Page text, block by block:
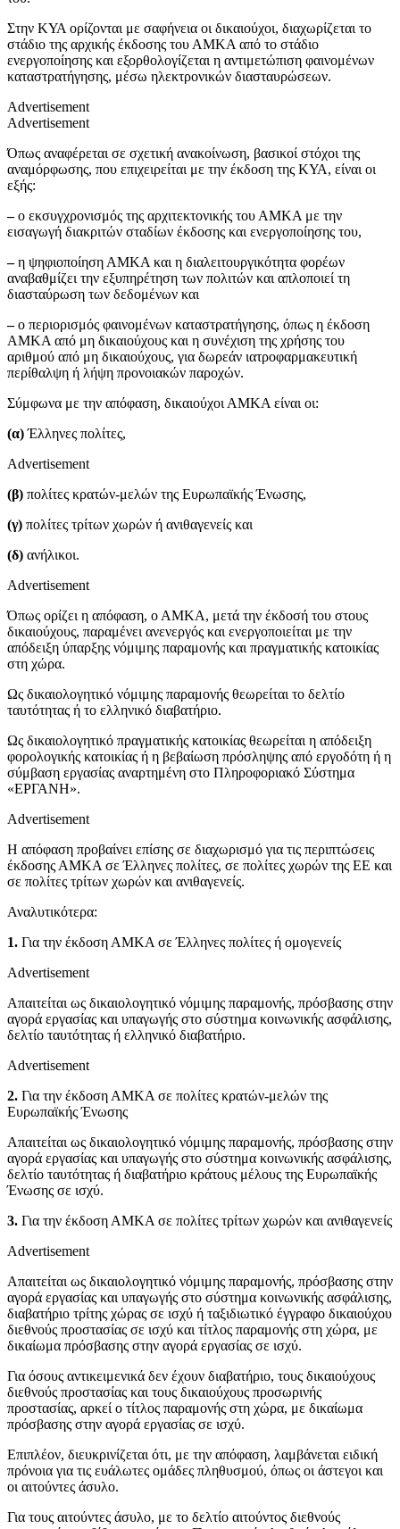
Στην ΚΥΑ ορίζονται με σαφήνεια οι δικαιούχοι, διαχωρίζεται το
στάδιο της αρχικής έκδοσης του ΑΜΚΑ από το στάδιο
ενεργοποίησης και εξορθολογίζεται η αντιμετώπιση φαινομένων
καταστρατήγησης, μέσω ηλεκτρονικών διασταυρώσεων.
Advertisement
Advertisement
Όπως αναφέρεται σε σχετική ανακοίνωση, βασικοί στόχοι της
αναμόρφωσης, που επιχειρείται με την έκδοση της ΚΥΑ, είναι οι
εξής:
–ο εκσυγχρονισμός της αρχιτεκτονικής του ΑΜΚΑ με την
εισαγωγή διακριτών σταδίων έκδοσης και ενεργοποίησης του,
–η ψηφιοποίηση ΑΜΚΑ και η διαλειτουργικότητα φορέων
αναβαθμίζει την εξυπηρέτηση των πολιτών και απλοποιεί τη
διασταύρωση των δεδομένων και
–ο περιορισμός φαινομένων καταστρατήγησης, όπως η έκδοση
ΑΜΚΑ από μη δικαιούχους και η συνέχιση της χρήσης του
αριθμού από μη δικαιούχους, για δωρεάν ιατροφαρμακευτική
περίθαλψη ή λήψη προνοιακών παροχών.
Σύμφωνα με την απόφαση, δικαιούχοι ΑΜΚΑ είναι οι:
(α)Έλληνες πολίτες,
Advertisement
(β) πολίτες κρατών-μελών της Ευρωπαϊκής Ένωσης,
(γ) πολίτες τρίτων χωρών ή ανιθαγενείς και
(δ) ανήλικοι.
Advertisement
Όπως ορίζει η απόφαση, ο ΑΜΚΑ, μετά την έκδοσή του στους
δικαιούχους, παραμένει ανενεργός και ενεργοποιείται με την
απόδειξη ύπαρξης νόμιμης παραμονής και πραγματικής κατοικίας
στη χώρα.
Ως δικαιολογητικό νόμιμης παραμονής θεωρείται το δελτίο
ταυτότητας ή το ελληνικό διαβατήριο.
Ως δικαιολογητικό πραγματικής κατοικίας θεωρείται η απόδειξη
φορολογικής κατοικίας ή η βεβαίωση πρόσληψης από εργοδότη ή η
σύμβαση εργασίας αναρτημένη στο Πληροφοριακό Σύστημα
«ΕΡΓΑΝΗ».
Advertisement
Η απόφαση προβαίνει επίσης σε διαχωρισμό για τις περιπτώσεις
έκδοσης ΑΜΚΑ σε Έλληνες πολίτες, σε πολίτες χωρών της ΕΕ και
σε πολίτες τρίτων χωρών και ανιθαγενείς.
Αναλυτικότερα:
1. Για την έκδοση ΑΜΚΑ σε Έλληνες πολίτες ή ομογενείς
Advertisement
Απαιτείται ως δικαιολογητικό νόμιμης παραμονής, πρόσβασης στην
αγορά εργασίας και υπαγωγής στο σύστημα κοινωνικής ασφάλισης,
δελτίο ταυτότητας ή ελληνικό διαβατήριο.
Advertisement
2. Για την έκδοση ΑΜΚΑ σε πολίτες κρατών-μελών της
Ευρωπαϊκής Ένωσης
Απαιτείται ως δικαιολογητικό νόμιμης παραμονής, πρόσβασης στην
αγορά εργασίας και υπαγωγής στο σύστημα κοινωνικής ασφάλισης,
δελτίο ταυτότητας ή διαβατήριο κράτους μέλους της Ευρωπαϊκής
Ένωσης σε ισχύ.
3. Για την έκδοση ΑΜΚΑ σε πολίτες τρίτων χωρών και ανιθαγενείς
Advertisement
Απαιτείται ως δικαιολογητικό νόμιμης παραμονής, πρόσβασης στην
αγορά εργασίας και υπαγωγής στο σύστημα κοινωνικής ασφάλισης,
διαβατήριο τρίτης χώρας σε ισχύ ή ταξιδιωτικό έγγραφο δικαιούχου
διεθνούς προστασίας σε ισχύ και τίτλος παραμονής στη χώρα, με
δικαίωμα πρόσβασης στην αγορά εργασίας σε ισχύ.
Για όσους αντικειμενικά δεν έχουν διαβατήριο, τους δικαιούχους
διεθνούς προστασίας και τους δικαιούχους προσωρινής
προστασίας, αρκεί ο τίτλος παραμονής στη χώρα, με δικαίωμα
πρόσβασης στην αγορά εργασίας σε ισχύ.
Επιπλέον, διευκρινίζεται ότι, με την απόφαση, λαμβάνεται ειδική
πρόνοια για τις ευάλωτες ομάδες πληθυσμού, όπως οι άστεγοι και
οι αιτούντες άσυλο.
Για τους αιτούντες άσυλο, με το δελτίο αιτούντος διεθνούς